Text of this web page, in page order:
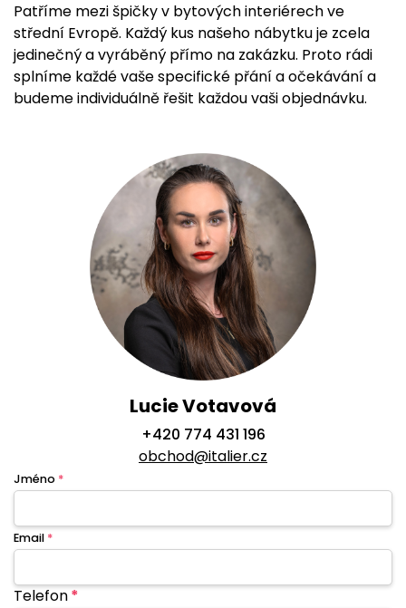
Patříme mezi špičky v bytových interiérech ve
střední Evropě. Každý kus našeho nábytku je zcela
jedinečný a vyráběný přímo na zakázku. Proto rádi
splníme každé vaše specifické přání a očekávání a
budeme individuálně řešit každou vaši objednávku.
Lucie Votavová
+420 774 431 196
obchod@italier.cz
Jméno *
Email *
Telefon*